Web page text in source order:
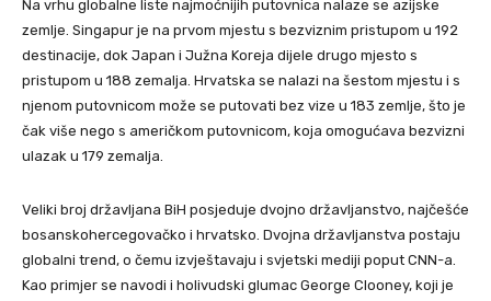
Na vrhu globalne liste najmoćnijih putovnica nalaze se azijske
zemlje. Singapur je na prvom mjestu s bezviznim pristupom u 192
destinacije, dok Japan i Južna Koreja dijele drugo mjesto s
pristupom u 188 zemalja. Hrvatska se nalazi na šestom mjestu i s
njenom putovnicom može se putovati bez vize u 183 zemlje, što je
čak više nego s američkom putovnicom, koja omogućava bezvizni
ulazak u 179 zemalja.
Veliki broj državljana BiH posjeduje dvojno državljanstvo, najčešće
bosanskohercegovačko i hrvatsko. Dvojna državljanstva postaju
globalni trend, o čemu izvještavaju i svjetski mediji poput CNN-a.
Kao primjer se navodi i holivudski glumac George Clooney, koji je